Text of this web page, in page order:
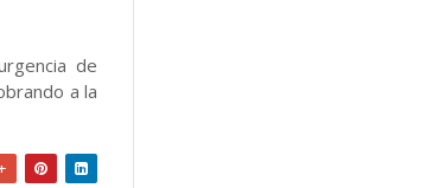
de
a la